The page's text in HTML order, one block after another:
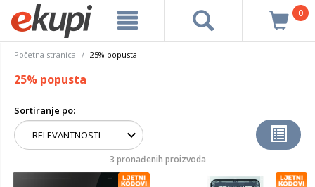
0
Početna stranica 25% popusta
25% popusta
Sortiranje po:
3 pronađenih proizvoda